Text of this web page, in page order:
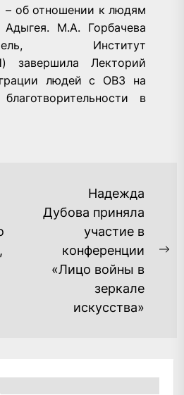
– об отношении к людям
М.А. Горбачева
Институт
завершила Лекторий
людей с ОВЗ на
в
Надежда
Дубова приняла
участие в
конференции
«Лицо войны в
зеркале
искусства»